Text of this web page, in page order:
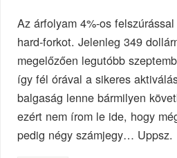
Az árfolyam 4%-os
hard-forkot. Jelenleg 349
megelőzően legutóbb
így fél órával a sikeres
balgaság lenne bármilyen
ezért nem írom le ide, hogy
pedig négy számjegy… Uppsz.